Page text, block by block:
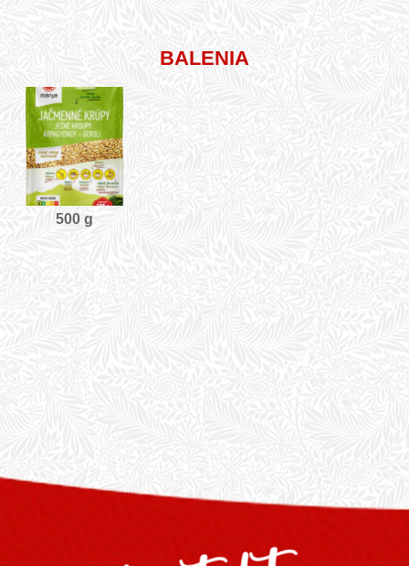
BALENIA
500 g